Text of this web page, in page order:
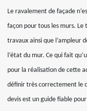
Le ravalement de façade
façon pour tous les murs.
travaux ainsi que l’ampleur
l’état du mur. Ce qui fait
pour la réalisation de cette
définir très correctement le
devis est un guide fiable